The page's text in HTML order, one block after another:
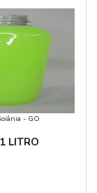
- GO
LITRO